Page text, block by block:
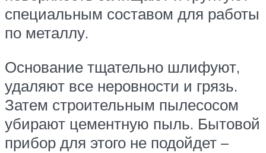
специальным составом для работы
по металлу.
Основание тщательно шлифуют,
удаляют все неровности и грязь.
Затем строительным пылесосом
убирают цементную пыль. Бытовой
прибор для этого не подойдет –